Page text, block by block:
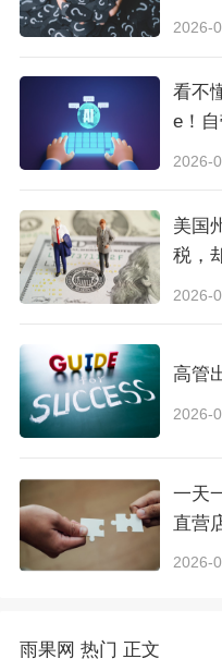
及物流成本，家居赛
化率的追求与对退货
时效以及给消费者带
关重要。因此，
台中长期重点发展战
提升客户的购物体验
对于卖家而言，
下：
2026-
看不
e！
2026-
美国
税，
2026-
高管
2026-
一天
直营
2026-
雨果网 热门 正文